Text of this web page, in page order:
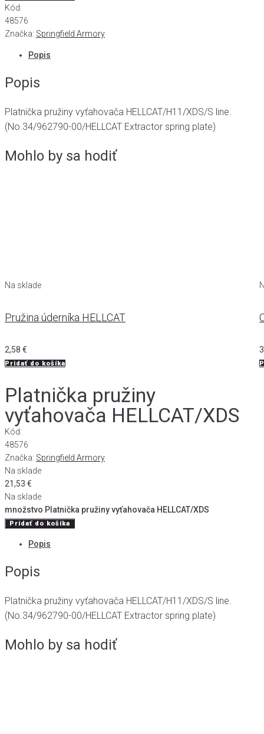
Kód:
48576
Značka: Springfield Armory
Popis
Popis
Platnička pružiny vyťahovača HELLCAT/H11/XDS/S line.
(No.34/962790-00/HELLCAT Extractor spring plate)
Mohlo by sa hodiť
Na sklade
Pružina úderníka HELLCAT
2,58 €
Pridať do košíka
Platnička pružiny
vyťahovača HELLCAT/XDS
Kód:
48576
Značka: Springfield Armory
Na sklade
21,53 €
Na sklade
množstvo Platnička pružiny vyťahovača HELLCAT/XDS
Pridať do košíka
Popis
Popis
Platnička pružiny vyťahovača HELLCAT/H11/XDS/S line.
(No.34/962790-00/HELLCAT Extractor spring plate)
Mohlo by sa hodiť